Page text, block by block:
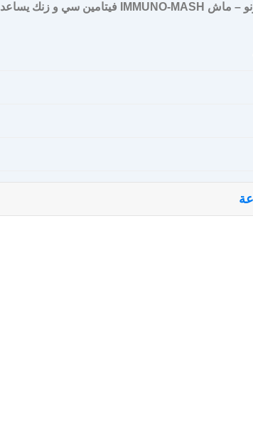
سعر و جرعة و إرشادات إستخدام اميونو – ماش IMMUNO-MASH فيتامين سي و زنك يساعد